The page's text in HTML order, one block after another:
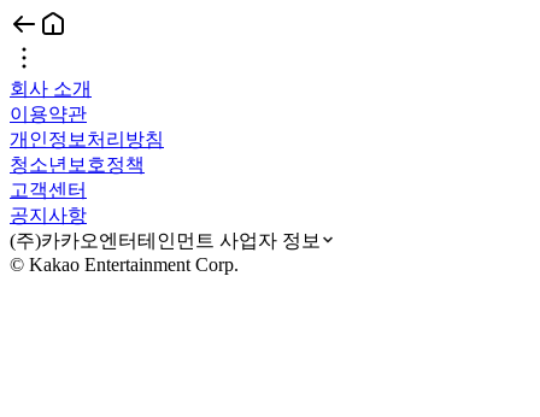
회사 소개
이용약관
개인정보처리방침
청소년보호정책
고객센터
공지사항
(주)카카오엔터테인먼트 사업자 정보
© Kakao Entertainment Corp.